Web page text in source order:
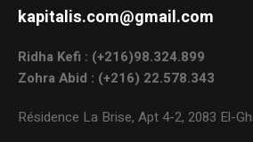
kapitalis.com@gmail.com
Ridha Kefi : (+216)98.324.899
Zohra Abid : (+216) 22.578.343
Résidence La Brise, Apt 4-2, 2083 El-